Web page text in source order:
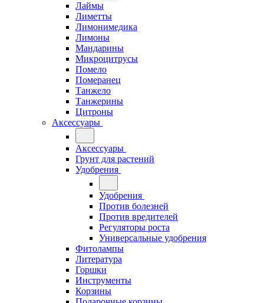
Лаймы
Лиметты
Лимонимедика
Лимоны
Мандарины
Микроцитрусы
Помело
Померанец
Танжело
Танжерины
Цитроны
Аксессуары
Аксессуары
Грунт для растений
Удобрения
Удобрения
Против болезней
Против вредителей
Регуляторы роста
Универсальные удобрения
Фитолампы
Литература
Горшки
Инструменты
Корзины